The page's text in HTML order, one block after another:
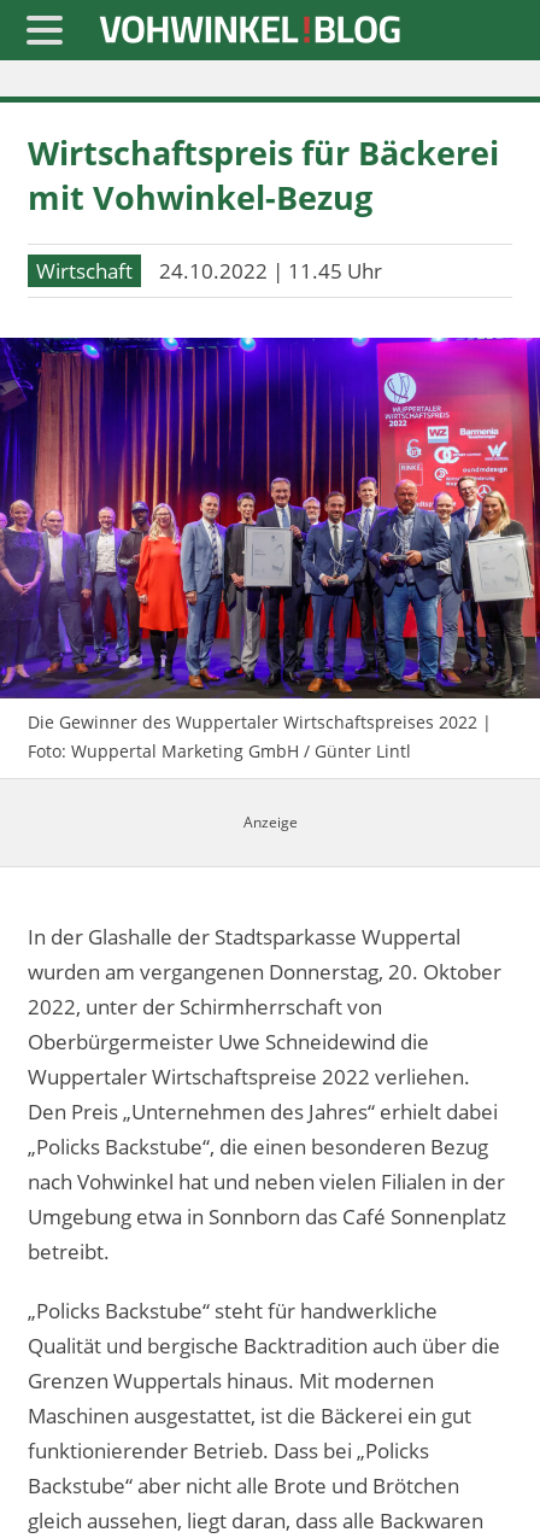
Startseite
» Blaulicht
» Freizeit
» Notizen
» Politik
» Sport
» Wirtschaft
Werbung
Datenschutz
Impressum
Wirtschaftspreis für Bäckerei
mit Vohwinkel-Bezug
Wirtschaft 24.10.2022 | 11.45 Uhr
Die Gewinner des Wuppertaler Wirtschaftspreises 2022 |
Foto: Wuppertal Marketing GmbH / Günter Lintl
In der Glashalle der Stadtsparkasse Wuppertal
wurden am vergangenen Donnerstag, 20. Oktober
2022, unter der Schirmherrschaft von
Oberbürgermeister Uwe Schneidewind die
Wuppertaler Wirtschaftspreise 2022 verliehen.
Den Preis „Unternehmen des Jahres“ erhielt dabei
„Policks Backstube“, die einen besonderen Bezug
nach Vohwinkel hat und neben vielen Filialen in der
Umgebung etwa in Sonnborn das Café Sonnenplatz
betreibt.
„Policks Backstube“ steht für handwerkliche
Qualität und bergische Backtradition auch über die
Grenzen Wuppertals hinaus. Mit modernen
Maschinen ausgestattet, ist die Bäckerei ein gut
funktionierender Betrieb. Dass bei „Policks
Backstube“ aber nicht alle Brote und Brötchen
gleich aussehen, liegt daran, dass alle Backwaren